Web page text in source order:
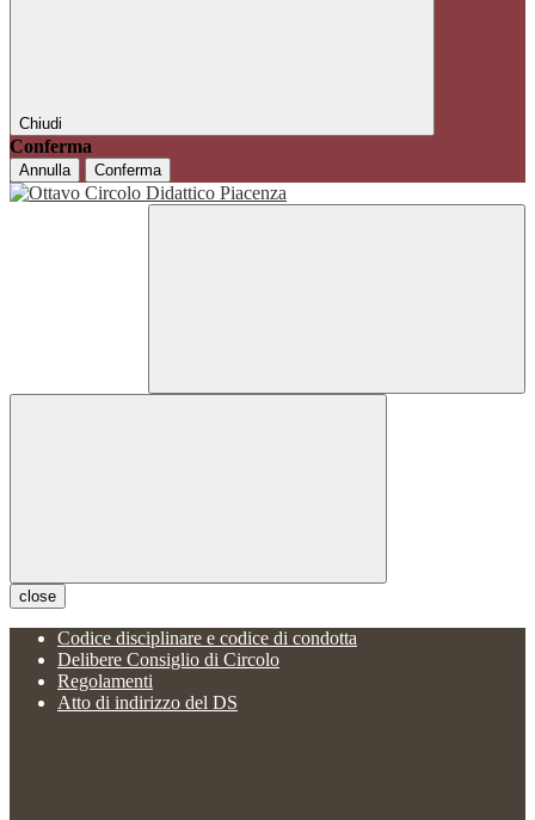
Chiudi
Conferma
Annulla Conferma
close
Codice disciplinare e codice di condotta
Delibere Consiglio di Circolo
Regolamenti
Atto di indirizzo del DS